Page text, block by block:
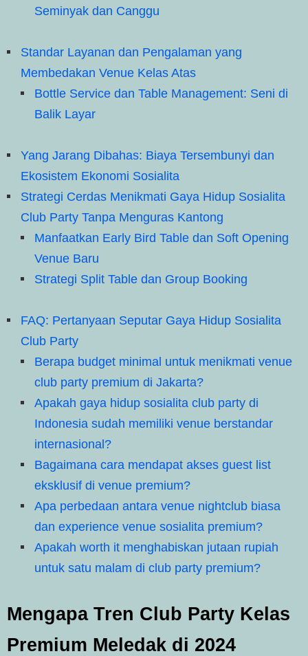
Seminyak dan Canggu
Standar Layanan dan Pengalaman yang
Membedakan Venue Kelas Atas
Bottle Service dan Table Management: Seni di
Balik Layar
Yang Jarang Dibahas: Biaya Tersembunyi dan
Ekosistem Ekonomi Sosialita
Strategi Cerdas Menikmati Gaya Hidup Sosialita
Club Party Tanpa Menguras Kantong
Manfaatkan Early Bird Table dan Soft Opening
Venue Baru
Strategi Split Table dan Group Booking
FAQ: Pertanyaan Seputar Gaya Hidup Sosialita
Club Party
Berapa budget minimal untuk menikmati venue
club party premium di Jakarta?
Apakah gaya hidup sosialita club party di
Indonesia sudah memiliki venue berstandar
internasional?
Bagaimana cara mendapat akses guest list
eksklusif di venue premium?
Apa perbedaan antara venue nightclub biasa
dan experience venue sosialita premium?
Apakah worth it menghabiskan jutaan rupiah
untuk satu malam di club party premium?
Mengapa Tren Club Party Kelas
Premium Meledak di 2024